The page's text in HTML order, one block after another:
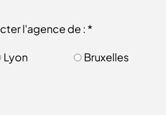
l'agence de : *
Lyon Bruxelles